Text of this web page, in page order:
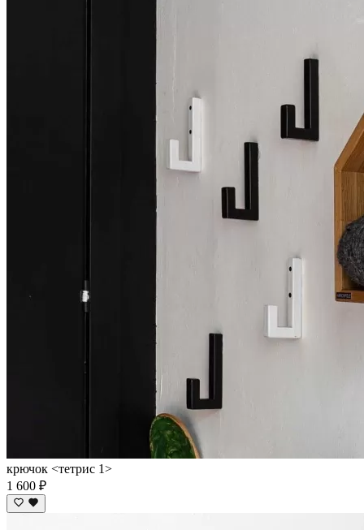
крючок <тетрис 1>
1 600 ₽